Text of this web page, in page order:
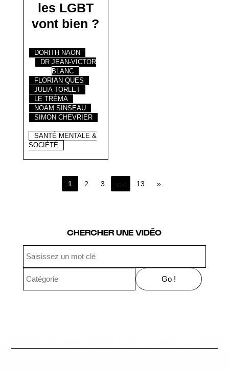
les LGBT
vont bien ?
DORITH NAON
DR JEAN-VICTOR
BLANC
FLORIAN QUES
JULIA TORLET
LE TRÉMA
NOAM SINSEAU
SIMON CHEVRIER
SANTÉ MENTALE &
SOCIÉTÉ
1 2 3 … 13 »
CHERCHER UNE VIDÉO